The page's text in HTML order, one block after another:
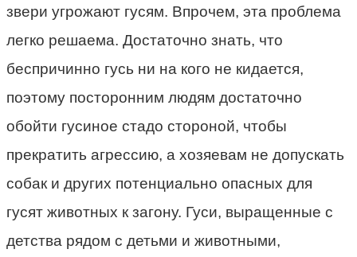
звери угрожают гусям. Впрочем, эта проблема
легко решаема. Достаточно знать, что
беспричинно гусь ни на кого не кидается,
поэтому посторонним людям достаточно
обойти гусиное стадо стороной, чтобы
прекратить агрессию, а хозяевам не допускать
собак и других потенциально опасных для
гусят животных к загону. Гуси, выращенные с
детства рядом с детьми и животными,